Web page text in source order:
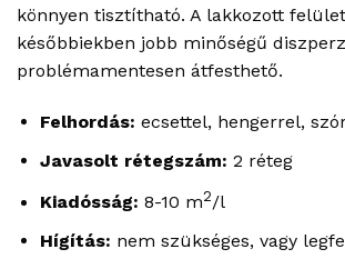
könnyen tisztítható. A lakkozott
későbbiekben jobb minőségű
problémamentesen átfesthető.
Felhordás: ecsettel, hengerrel,
Javasolt rétegszám: 2 réteg
Kiadósság: 8-10 m2/l
Hígítás: nem szükséges, vagy